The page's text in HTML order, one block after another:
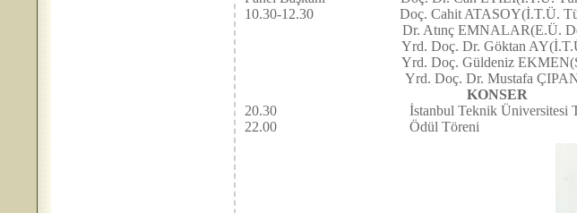
10.30-12.30 Doç. Cahit ATASOY(İ.T.Ü. Türk
Dr. Atınç EMNALAR(E.Ü. Devlet
Yrd. Doç. Dr. Göktan AY(İ.T.Ü. Türk
Yrd. Doç. Güldeniz EKMEN(S.Ü.
Yrd. Doç. Dr. Mustafa ÇIPAN(S.Ü.
KONSER
20.30 İstanbul Teknik Üniversitesi Türk
22.00 Ödül Töreni